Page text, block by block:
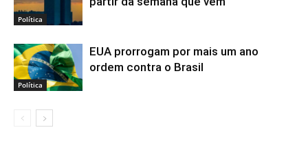
Política
Política
EUA prorrogam por mais um ano
ordem contra o Brasil